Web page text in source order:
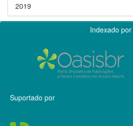
2019
Indexado por
Suportado por